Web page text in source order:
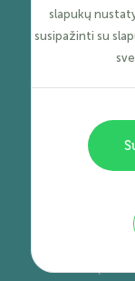
slapukų
susipažinti su